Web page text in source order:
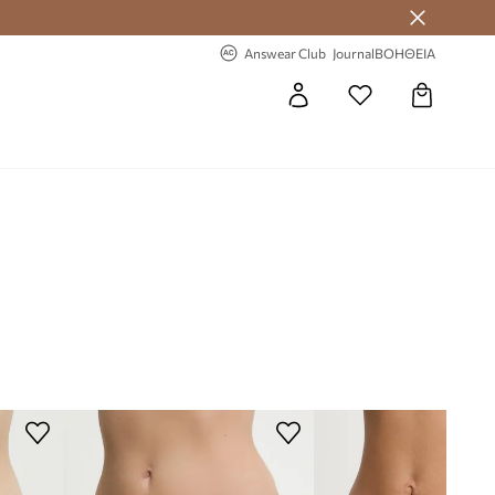
Club
Answear Club JournalΒΟΗΘΕΙΑ